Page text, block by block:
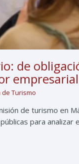
de
de Turismo
de turismo en
para